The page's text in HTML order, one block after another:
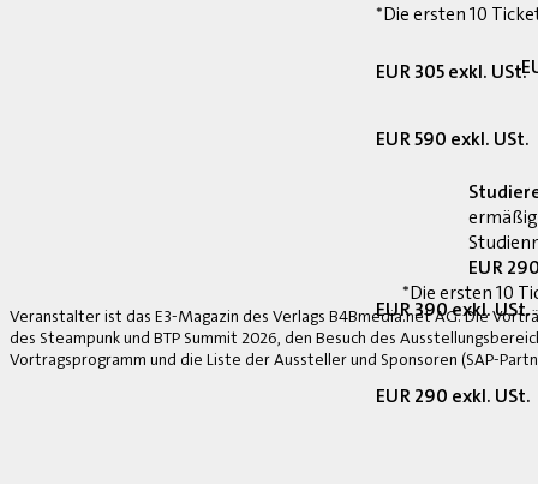
*Die ersten 10
EUR 305 exkl. USt.
EUR 590 exkl. USt.
EUR 390 exkl. USt.
EUR 290 exkl. USt.
EUR
*Die ersten 10
Veranstalter ist das E3-Magazin des Verlags B4Bmedia.net AG. Die
des Steampunk und BTP Summit 2026, den Besuch des
Vortragsprogramm und die Liste der Aussteller und Sponsoren (SAP-